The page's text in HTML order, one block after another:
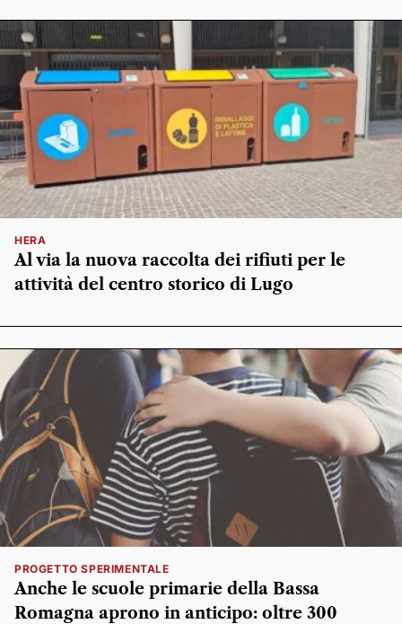
HERA
Al via la nuova raccolta dei rifiuti per le
attività del centro storico di Lugo
PROGETTO SPERIMENTALE
Anche le scuole primarie della Bassa
Romagna aprono in anticipo: oltre 300